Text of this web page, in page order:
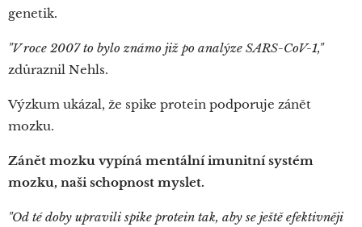
genetik.
"V roce 2007 to bylo známo již po analýze SARS-CoV-1,"
zdůraznil Nehls.
Výzkum ukázal, že spike protein podporuje zánět
mozku.
Zánět mozku vypíná mentální imunitní systém
mozku, naši schopnost myslet.
"Od té doby upravili spike protein tak, aby se ještě efektivněji